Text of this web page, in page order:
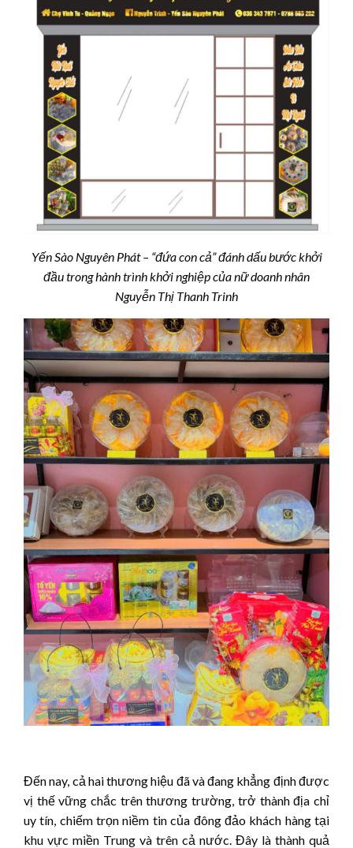
Yến Sào Nguyên Phát – “đứa con cả” đánh dấu bước khởi
đầu trong hành trình khởi nghiệp của nữ doanh nhân
Nguyễn Thị Thanh Trinh
Đến nay, cả hai thương hiệu đã và đang khẳng định được
vị thế vững chắc trên thương trường, trở thành địa chỉ
uy tín, chiếm trọn niềm tin của đông đảo khách hàng tại
khu vực miền Trung và trên cả nước. Đây là thành quả